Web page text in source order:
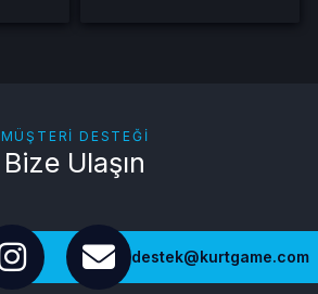
MÜŞTERI DESTEĞI
Bize Ulaşın
destek@kurtgame.com